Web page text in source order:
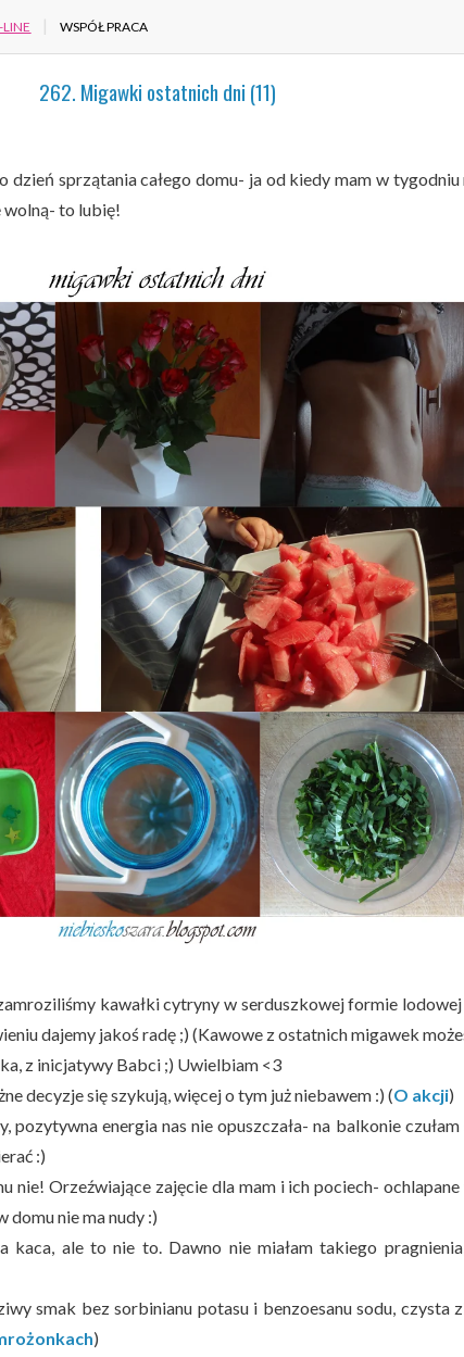
WSPÓŁPRACA
262. Migawki ostatnich dni (11)
sprzątania całego domu- ja od kiedy mam w
wolną- to lubię!
kawałki cytryny w serduszkowej formie lodowej
dajemy jakoś radę ;) (Kawowe z ostatnich migawek
z inicjatywy Babci ;) Uwielbiam <3
decyzje się szykują, więcej o tym już niebawem :) (O akcji)
pozytywna energia nas nie opuszczała- na balkonie
:)
nie! Orzeźwiające zajęcie dla mam i ich pociech-
domu nie ma nudy :)
kaca, ale to nie to. Dawno nie miałam takiego
smak bez sorbinianu potasu i benzoesanu sodu, czysta
)